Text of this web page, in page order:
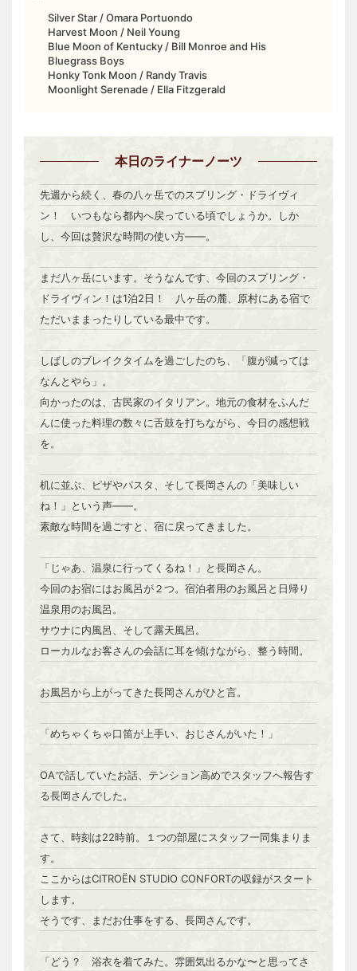
Silver Star / Omara Portuondo
Harvest Moon / Neil Young
Blue Moon of Kentucky / Bill Monroe and His
Bluegrass Boys
Honky Tonk Moon / Randy Travis
Moonlight Serenade / Ella Fitzgerald
本日のライナーノーツ
先週から続く、春の八ヶ岳でのスプリング・ドライヴィ
ン！ いつもなら都内へ戻っている頃でしょうか。しか
し、今回は贅沢な時間の使い方――。
まだ八ヶ岳にいます。そうなんです、今回のスプリング・
ドライヴィン！は1泊2日！ 八ヶ岳の麓、原村にある宿で
ただいままったりしている最中です。
しばしのブレイクタイムを過ごしたのち、「腹が減っては
なんとやら」。
向かったのは、古民家のイタリアン。地元の食材をふんだ
んに使った料理の数々に舌鼓を打ちながら、今日の感想戦
を。
机に並ぶ、ピザやパスタ、そして長岡さんの「美味しい
ね！」という声――。
素敵な時間を過ごすと、宿に戻ってきました。
「じゃあ、温泉に行ってくるね！」と長岡さん。
今回のお宿にはお風呂が２つ。宿泊者用のお風呂と日帰り
温泉用のお風呂。
サウナに内風呂、そして露天風呂。
ローカルなお客さんの会話に耳を傾けながら、整う時間。
お風呂から上がってきた長岡さんがひと言。
「めちゃくちゃ口笛が上手い、おじさんがいた！」
OAで話していたお話、テンション高めでスタッフへ報告す
る長岡さんでした。
さて、時刻は22時前。１つの部屋にスタッフ一同集まりま
す。
ここからはCITROËN STUDIO CONFORTの収録がスタート
します。
そうです、まだお仕事をする、長岡さんです。
「どう？ 浴衣を着てみた。雰囲気出るかな〜と思ってさ